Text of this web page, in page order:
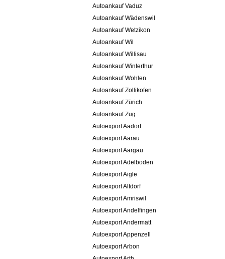
Autoankauf Vaduz
Autoankauf Wädenswil
Autoankauf Wetzikon
Autoankauf Wil
Autoankauf Willisau
Autoankauf Winterthur
Autoankauf Wohlen
Autoankauf Zollikofen
Autoankauf Zürich
Autoankauf Zug
Autoexport Aadorf
Autoexport Aarau
Autoexport Aargau
Autoexport Adelboden
Autoexport Aigle
Autoexport Altdorf
Autoexport Amriswil
Autoexport Andelfingen
Autoexport Andermatt
Autoexport Appenzell
Autoexport Arbon